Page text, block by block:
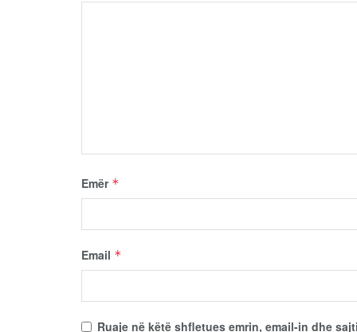
Emër *
Email *
Ruaje në këtë shfletues emrin, email-in dhe